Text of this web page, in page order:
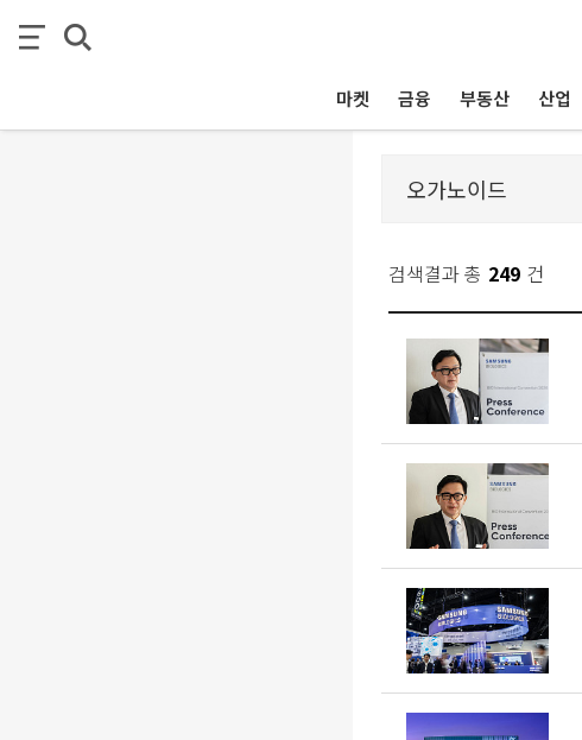
마켓 금융 부동산 산업
검색결과 총 249 건